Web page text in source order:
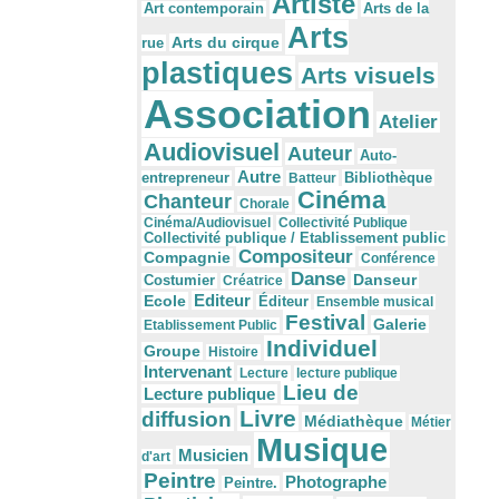
Art contemporain Arts de la
rue Arts du cirque Arts
plastiques Arts visuels
Association Atelier
Audiovisuel Auteur Auto-
entrepreneur Autre Batteur Bibliothèque
Chanteur Chorale Cinéma
Cinéma/Audiovisuel
Collectivité Publique
Collectivité publique / Etablissement public
Compagnie Compositeur Conférence
Costumier Créatrice Danse Danseur
Ecole Editeur Éditeur
Ensemble musical
Etablissement Public Festival Galerie
Groupe
Histoire Individuel
Intervenant Lecture lecture publique
Lecture publique Lieu de
diffusion Livre Médiathèque Métier
d'art Musicien Musique
Peintre Peintre. Photographe